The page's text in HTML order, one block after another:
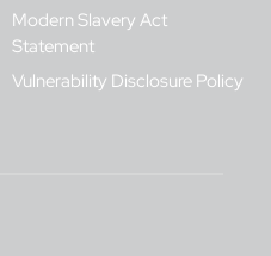
Modern Slavery Act
Statement
Vulnerability Disclosure Policy